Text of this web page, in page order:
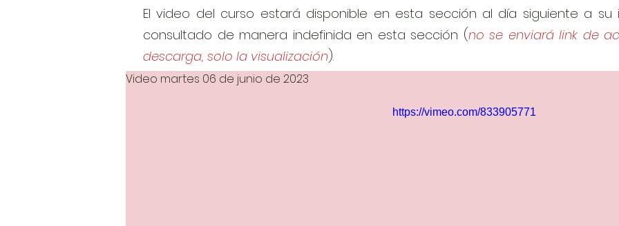
El video del curso estará disponible en esta sección al día siguiente a
consultado de manera indefinida en esta sección (no se enviará link de
descarga, solo la visualización).
Video martes 06 de junio de 2023
https://vimeo.com/833905771